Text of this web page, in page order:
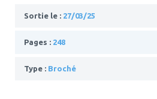
Sortie le : 27/03/25
Pages : 248
Type : Broché